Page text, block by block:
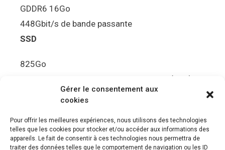
Gérer le consentement aux
cookies
Pour offrir les meilleures expériences, nous utilisons des technologies
telles que les cookies pour stocker et/ou accéder aux informations des
appareils. Le fait de consentir à ces technologies nous permettra de
traiter des données telles que le comportement de navigation ou les ID
GDDR6 16Go
448Gbit/s de bande passante
SSD
825Go
5.5Gbit/s de bande passante en lecture (Brut)
Disque de jeu PS5
Ultra HD Blu-ray™, jusqu’à 100Go/disque
Sortie vidéo